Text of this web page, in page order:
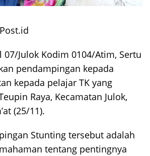
07/Julok Kodim 0104/Atim, Sertu
pendampingan kepada
kepada pelajar TK yang
Raya, Kecamatan Julok,
(25/11).
Stunting tersebut adalah
tentang pentingnya